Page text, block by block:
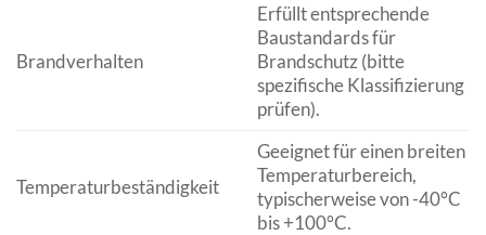
Brandverhalten
Erfüllt entsprechende
Baustandards für
Brandschutz (bitte
spezifische Klassifizierung
prüfen).
Temperaturbeständigkeit
Geeignet für einen breiten
Temperaturbereich,
typischerweise von -40°C
bis +100°C.